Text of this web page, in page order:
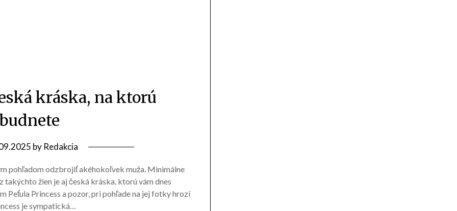
kráska, na ktorú
by Redakcia
pohľadom odzbrojiť akéhokoľvek muža. Minimálne
takýchto žien je aj česká kráska, ktorú vám dnes
Peťula Princess a pozor, pri pohľade na jej fotky hrozí
je sympatická…